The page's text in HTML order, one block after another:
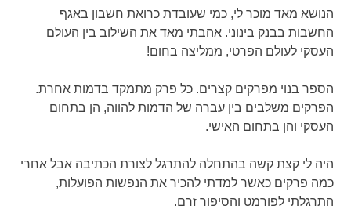
הנושא מאד מוכר לי, כמי שעובדת כרואת חשבון באגף
החשבות בבנק בינוני. אהבתי מאד את השילוב בין העולם
העסקי לעולם הפרטי, ממליצה בחום!
הספר בנוי מפרקים קצרים. כל פרק מתמקד בדמות אחרת.
הפרקים משלבים בין עברה של הדמות להווה, הן בתחום
העסקי והן בתחום האישי.
היה לי קצת קשה בהתחלה להתרגל לצורת הכתיבה אבל אחרי
כמה פרקים כאשר למדתי להכיר את הנפשות הפועלות,
התרגלתי לפורמט והסיפור זרם.